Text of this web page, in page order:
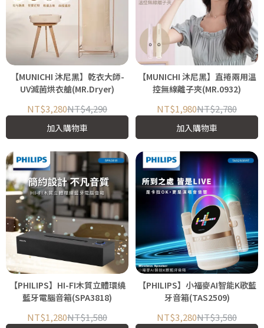
【MUNICHI 沐尼黑】乾衣大師-
UV滅菌烘衣艙(MR.Dryer)
NT$3,280NT$4,290
加入購物車
【MUNICHI 沐尼黑】直捲兩用溫
控無線離子夾(MR.0932)
NT$1,980NT$2,780
加入購物車
【PHILIPS】HI-FI木質立體環繞
藍牙電腦音箱(SPA3818)
NT$1,280NT$1,580
【PHILIPS】小福麥AI智能K歌藍
牙音箱(TAS2509)
NT$3,280NT$3,580